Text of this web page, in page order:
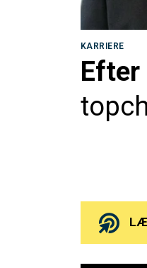
KARRIERE
Efter